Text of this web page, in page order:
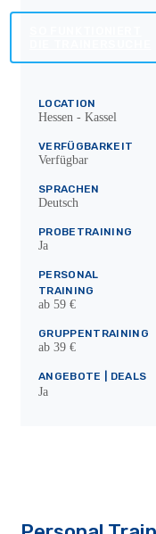
LOCATION
Hessen - Kassel
VERFÜGBARKEIT
Verfügbar
SPRACHEN
Deutsch
PROBETRAINING
Ja
PERSONAL
TRAINING
ab 59 €
GRUPPENTRAINING
ab 39 €
ANGEBOTE | DEALS
Ja